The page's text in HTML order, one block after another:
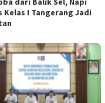
Kelas I Tangerang Jadi